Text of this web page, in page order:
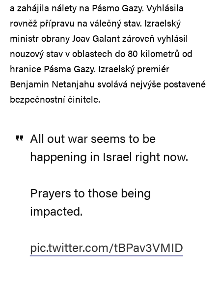
a zahájila nálety na Pásmo Gazy. Vyhlásila
rovněž přípravu na válečný stav. Izraelský
ministr obrany Joav Galant zároveň vyhlásil
nouzový stav v oblastech do 80 kilometrů od
hranice Pásma Gazy. Izraelský premiér
Benjamin Netanjahu svolává nejvýše postavené
bezpečnostní činitele.
All out war seems to be
happening in Israel right now.
Prayers to those being
impacted.
pic.twitter.com/tBPav3VMID